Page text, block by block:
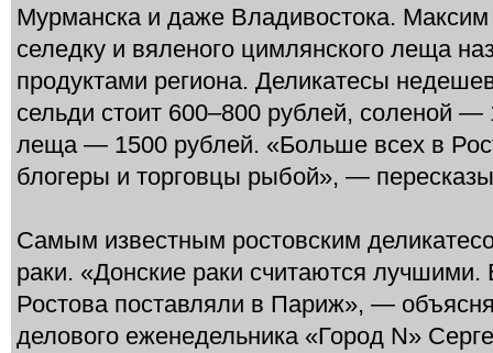
Мурманска и даже Владивостока.
селедку и вяленого цимлянского леща
продуктами региона. Деликатесы
сельди стоит 600–800 рублей, соленой —
леща — 1500 рублей. «Больше всех в
блогеры и торговцы рыбой», —
Самым известным ростовским
раки. «Донские раки считаются лучшими.
Ростова поставляли в Париж», —
делового еженедельника «Город N»